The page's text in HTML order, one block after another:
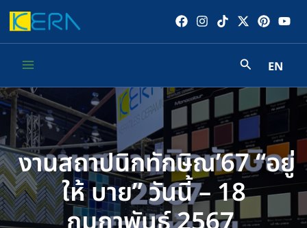
Skip
to
Menu
EN
งานสถาปนิกทักษิณ’67 “อยู่
ให้ บาย” วันนี้ – 18